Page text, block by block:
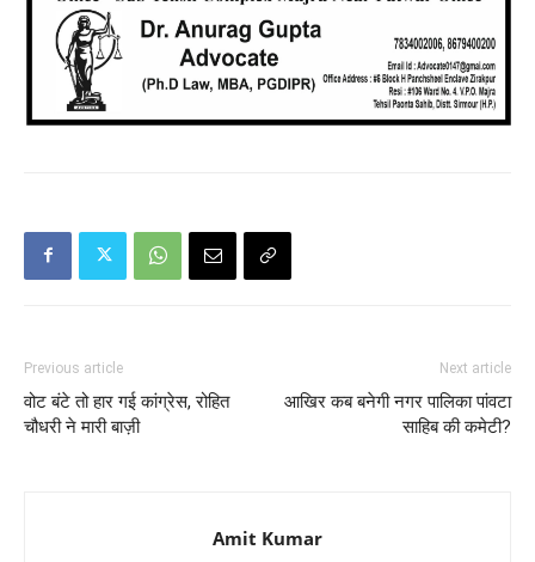
Previous article
वोट बंटे तो हार गई कांग्रेस, रोहित
चौधरी ने मारी बाज़ी
Next article
आखिर कब बनेगी नगर पालिका पांवटा
साहिब की कमेटी?
Amit Kumar